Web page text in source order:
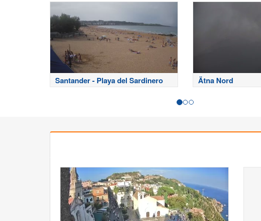
Santander - Playa del Sardinero Ätna Nord